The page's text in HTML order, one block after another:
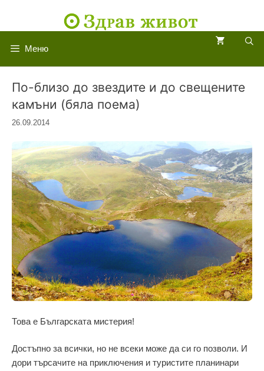
Меню
По-близо до звездите и до свещените
камъни (бяла поема)
26.09.2014
Това е Българската мистерия!
Достъпно за всички, но не всеки може да си го позволи. И
дори търсачите на приключения и туристите планинари